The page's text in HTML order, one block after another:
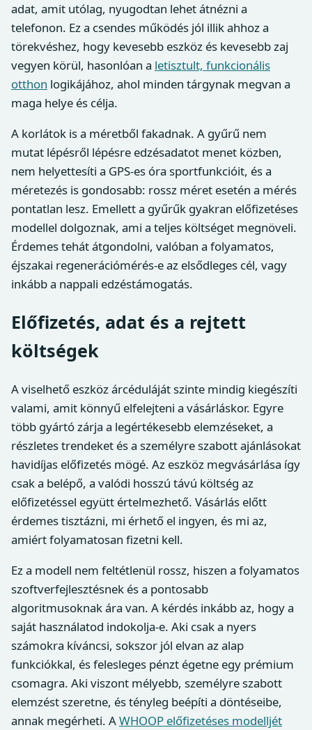
adat, amit utólag, nyugodtan lehet átnézni a
telefonon. Ez a csendes működés jól illik ahhoz a
törekvéshez, hogy kevesebb eszköz és kevesebb zaj
vegyen körül, hasonlóan a letisztult, funkcionális
otthon logikájához, ahol minden tárgynak megvan a
maga helye és célja.
A korlátok is a méretből fakadnak. A gyűrű nem
mutat lépésről lépésre edzésadatot menet közben,
nem helyettesíti a GPS-es óra sportfunkcióit, és a
méretezés is gondosabb: rossz méret esetén a mérés
pontatlan lesz. Emellett a gyűrűk gyakran előfizetéses
modellel dolgoznak, ami a teljes költséget megnöveli.
Érdemes tehát átgondolni, valóban a folyamatos,
éjszakai regenerációmérés-e az elsődleges cél, vagy
inkább a nappali edzéstámogatás.
Előfizetés, adat és a rejtett
költségek
A viselhető eszköz árcéduláját szinte mindig kiegészíti
valami, amit könnyű elfelejteni a vásárláskor. Egyre
több gyártó zárja a legértékesebb elemzéseket, a
részletes trendeket és a személyre szabott ajánlásokat
havidíjas előfizetés mögé. Az eszköz megvásárlása így
csak a belépő, a valódi hosszú távú költség az
előfizetéssel együtt értelmezhető. Vásárlás előtt
érdemes tisztázni, mi érhető el ingyen, és mi az,
amiért folyamatosan fizetni kell.
Ez a modell nem feltétlenül rossz, hiszen a folyamatos
szoftverfejlesztésnek és a pontosabb
algoritmusoknak ára van. A kérdés inkább az, hogy a
saját használatod indokolja-e. Aki csak a nyers
számokra kíváncsi, sokszor jól elvan az alap
funkciókkal, és felesleges pénzt égetne egy prémium
csomagra. Aki viszont mélyebb, személyre szabott
elemzést szeretne, és tényleg beépíti a döntéseibe,
annak megérheti. AWHOOP előfizetéses modelljét